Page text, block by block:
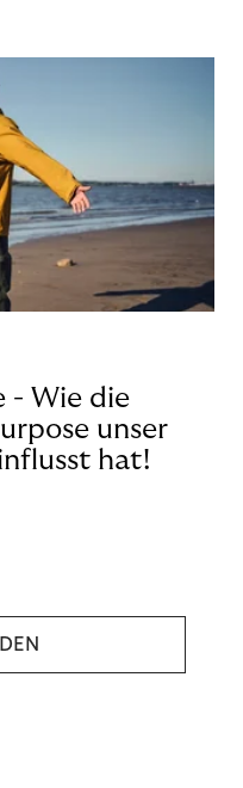
- Wie die
unser
hat!